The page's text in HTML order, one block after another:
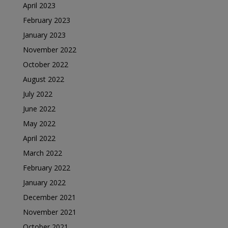
April 2023
February 2023
January 2023
November 2022
October 2022
August 2022
July 2022
June 2022
May 2022
April 2022
March 2022
February 2022
January 2022
December 2021
November 2021